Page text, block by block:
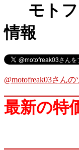
モト
情報
@motofreak03さんの
最新の特